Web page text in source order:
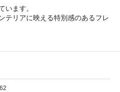
います。
テリアに映える特別感のあるフレ